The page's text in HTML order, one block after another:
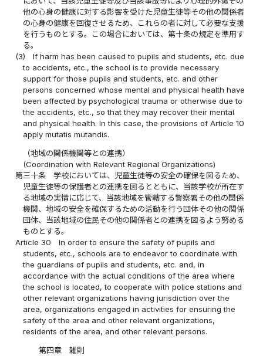
他の心身の健康に対する影響を受けた児童生徒等その他の関係者
の心身の健康を回復させるため、これらの者に対して必要な支援
を行うものとする。この場合においては、第十条の規定を準用す
る。
(3)
If harm has been caused to pupils and students, etc. due
to accidents, etc., the school is to provide necessary
support for those pupils and students, etc. and other
persons concerned whose mental and physical health have
been affected by psychological trauma or otherwise due to
the accidents, etc., so that they may recover their mental
and physical health. In this case, the provisions of Article 10
apply mutatis mutandis.
（地域の関係機関等との連携）
(Coordination with Relevant Regional Organizations)
第三十条
学校においては、児童生徒等の安全の確保を図るため、
児童生徒等の保護者との連携を図るとともに、当該学校が所在す
る地域の実情に応じて、当該地域を管轄する警察署その他の関係
機関、地域の安全を確保するための活動を行う団体その他の関係
団体、当該地域の住民その他の関係者との連携を図るよう努める
ものとする。
Article 30
In order to ensure the safety of pupils and
students, etc., schools are to endeavor to coordinate with
the guardians of pupils and students, etc. and, in
accordance with the actual conditions of the area where
the school is located, to cooperate with police stations and
other relevant organizations having jurisdiction over the
area, organizations engaged in activities for ensuring the
safety of the area and other relevant organizations,
residents of the area, and other relevant persons.
第四章 雑則